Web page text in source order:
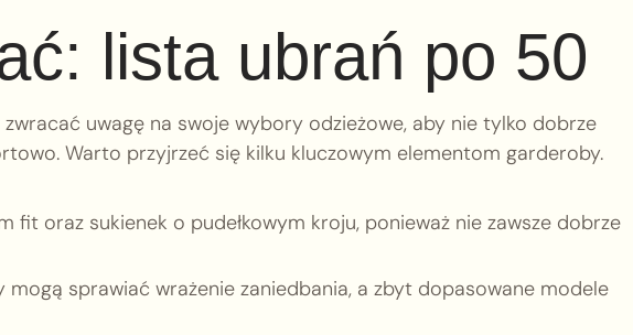
lista ubrań po 50
uwagę na swoje wybory odzieżowe, aby nie tylko dobrze
Warto przyjrzeć się kilku kluczowym elementom garderoby.
fit oraz sukienek o pudełkowym kroju, ponieważ nie zawsze dobrze
mogą sprawiać wrażenie zaniedbania, a zbyt dopasowane modele